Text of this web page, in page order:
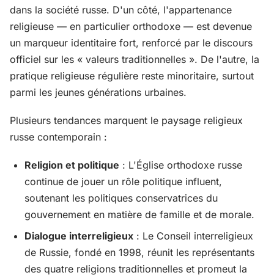
dans la société russe. D'un côté, l'appartenance
religieuse — en particulier orthodoxe — est devenue
un marqueur identitaire fort, renforcé par le discours
officiel sur les « valeurs traditionnelles ». De l'autre, la
pratique religieuse régulière reste minoritaire, surtout
parmi les jeunes générations urbaines.
Plusieurs tendances marquent le paysage religieux
russe contemporain :
Religion et politique : L'Église orthodoxe russe
continue de jouer un rôle politique influent,
soutenant les politiques conservatrices du
gouvernement en matière de famille et de morale.
Dialogue interreligieux : Le Conseil interreligieux
de Russie, fondé en 1998, réunit les représentants
des quatre religions traditionnelles et promeut la